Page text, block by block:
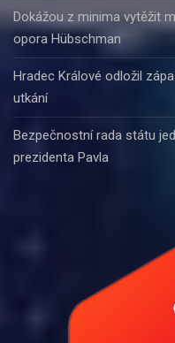
Dokážou z minima vytěžit
opora Hübschman
Hradec Králové odložil
utkání
Bezpečnostní rada státu
prezidenta Pavla